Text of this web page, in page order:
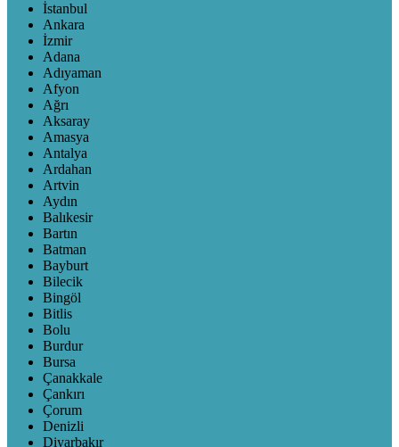
İstanbul
Ankara
İzmir
Adana
Adıyaman
Afyon
Ağrı
Aksaray
Amasya
Antalya
Ardahan
Artvin
Aydın
Balıkesir
Bartın
Batman
Bayburt
Bilecik
Bingöl
Bitlis
Bolu
Burdur
Bursa
Çanakkale
Çankırı
Çorum
Denizli
Diyarbakır